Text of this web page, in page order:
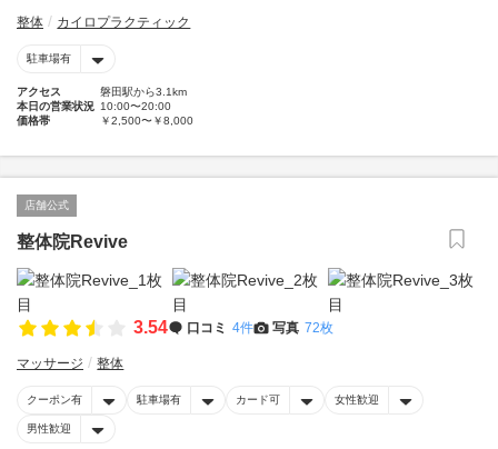
整体 カイロプラクティック
駐車場有
アクセス
磐田駅から3.1km
本日の営業状況 10:00〜20:00
価格帯
￥2,500〜￥8,000
店舗公式
整体院Revive
3.54 口コミ 4件 写真 72枚
マッサージ 整体
クーポン有 駐車場有 カード可 女性歓迎
男性歓迎